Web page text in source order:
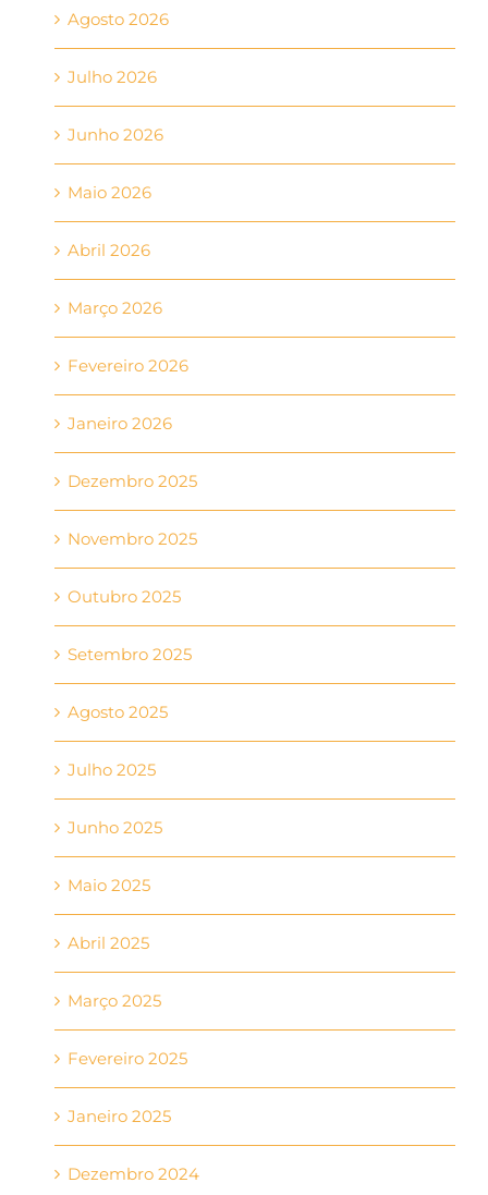
Agosto 2026
Julho 2026
Junho 2026
Maio 2026
Abril 2026
Março 2026
Fevereiro 2026
Janeiro 2026
Dezembro 2025
Novembro 2025
Outubro 2025
Setembro 2025
Agosto 2025
Julho 2025
Junho 2025
Maio 2025
Abril 2025
Março 2025
Fevereiro 2025
Janeiro 2025
Dezembro 2024